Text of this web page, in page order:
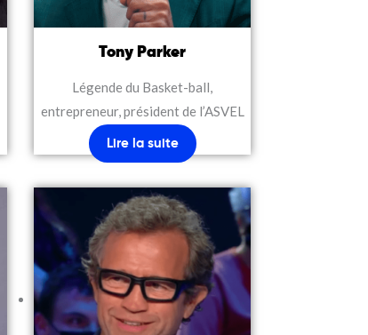
Tony Parker
Légende du Basket-ball,
entrepreneur, président de l’ASVEL
Lire la suite